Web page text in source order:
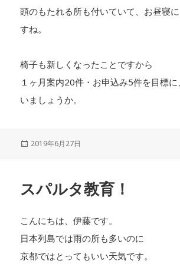
頭のもたれる所も付いていて、お昼寝
すね。
椅子も新しくなったことですから
１ヶ月案内20件・お申込み5件を目標
いましょうか。
投
2019年6月27日
スパルタ教育！
こんにちは、伊藤です。
日本列島では雨の所も多いのに
京都ではとってもいい天気です。